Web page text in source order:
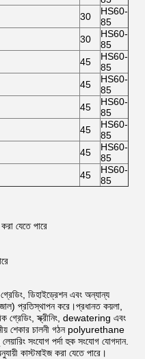
30
HS60-
85
30
HS60-
85
45
HS60-
85
45
HS60-
85
45
HS60-
85
45
HS60-
85
45
HS60-
85
45
HS60-
85
যেতে পারে
ডিহাইড্রেশন এবং অন্যান্য
প্রতিস্থাপন করে।প্রধানত কয়লা,
গ্রেডিং, স্ক্রীনিং, dewatering এবং
শেকার চালনী গঠন polyurethane
সংযোগ পর্দা হুক সংযোগ যোগদান.
কাস্টমাইজ করা যেতে পারে।